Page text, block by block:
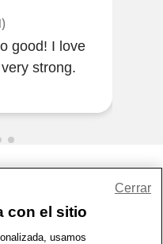
)
good! I love
strong.
de Uso | Accesibilidad
con el sitio
usamos
Cerrar